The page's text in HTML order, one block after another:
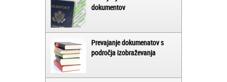
dokumentov
Prevajanje dokumenatov s
področja izobraževanja